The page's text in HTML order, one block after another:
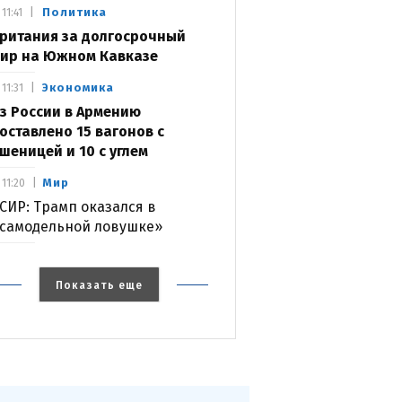
Политика
за долгосрочный
на Южном Кавказе
11:41
Экономика
России в Армению
15 вагонов с
и 10 с углем
11:31
Мир
Трамп оказался в
ловушке»
11:20
Показать еще